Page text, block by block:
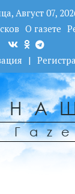
Август 07,
О газете
|